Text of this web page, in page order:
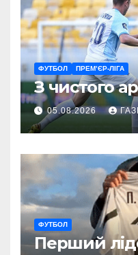
ФУТБОЛ ПРЕМ’ЄР-ЛІГА
З чистого
05.08.2026
ФУТБОЛ
Перший